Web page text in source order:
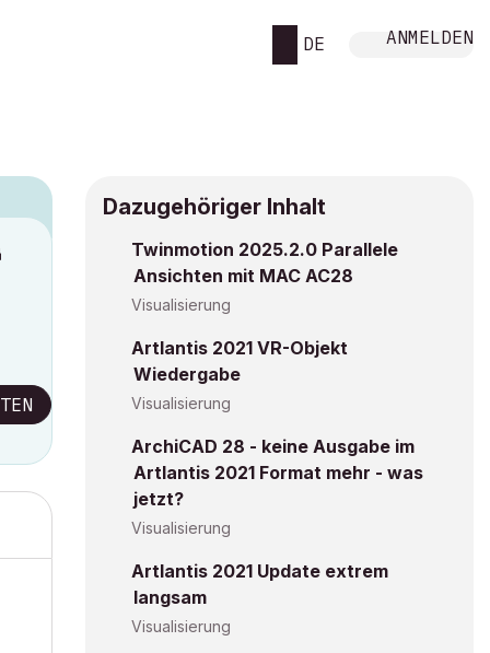
DE ANMELDEN
Dazugehöriger Inhalt
Twinmotion 2025.2.0 Parallele
Ansichten mit MAC AC28
Visualisierung
Artlantis 2021 VR-Objekt
Wiedergabe
Visualisierung
ArchiCAD 28 - keine Ausgabe im
Artlantis 2021 Format mehr - was
jetzt?
Visualisierung
Artlantis 2021 Update extrem
langsam
Visualisierung